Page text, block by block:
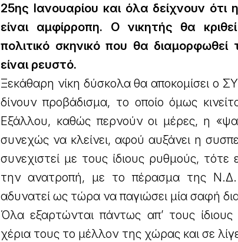
25ης Ιανουαρίου και όλα δείχνουν
είναι αμφίρροπη. Ο νικητής θα
πολιτικό σκηνικό που θα
είναι ρευστό.
Ξεκάθαρη νίκη δύσκολα θα αποκομίσει ο
δίνουν προβάδισμα, το οποίο όμως
Εξάλλου, καθώς περνούν οι μέρες, η
συνεχώς να κλείνει, αφού αυξάνει η
συνεχιστεί με τους ίδιους ρυθμούς,
την ανατροπή, με το πέρασμα της
αδυνατεί ως τώρα να παγιώσει μία σαφή
Όλα εξαρτώνται πάντως απ’ τους
χέρια τους το μέλλον της χώρας και σε